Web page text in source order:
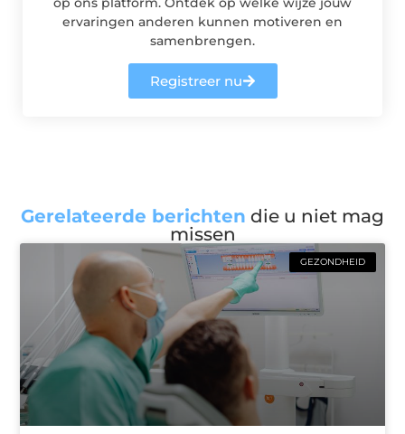
ervaringen anderen kunnen motiveren en
samenbrengen.
Registreer nu
Gerelateerde berichten die u niet mag
missen
GEZONDHEID